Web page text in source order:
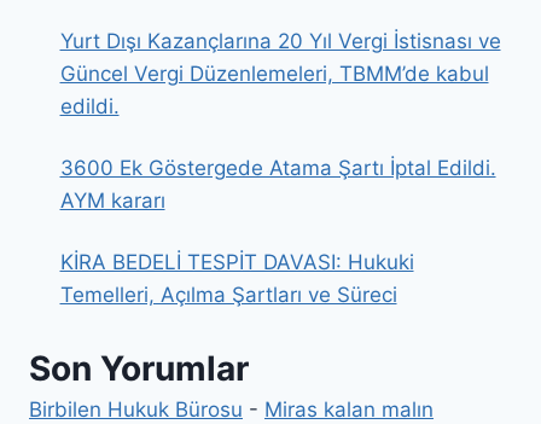
Yurt Dışı Kazançlarına 20 Yıl Vergi İstisnası ve
Güncel Vergi Düzenlemeleri, TBMM’de kabul
edildi.
3600 Ek Göstergede Atama Şartı İptal Edildi.
AYM kararı
KİRA BEDELİ TESPİT DAVASI: Hukuki
Temelleri, Açılma Şartları ve Süreci
Son Yorumlar
Birbilen Hukuk Bürosu - Miras kalan malın